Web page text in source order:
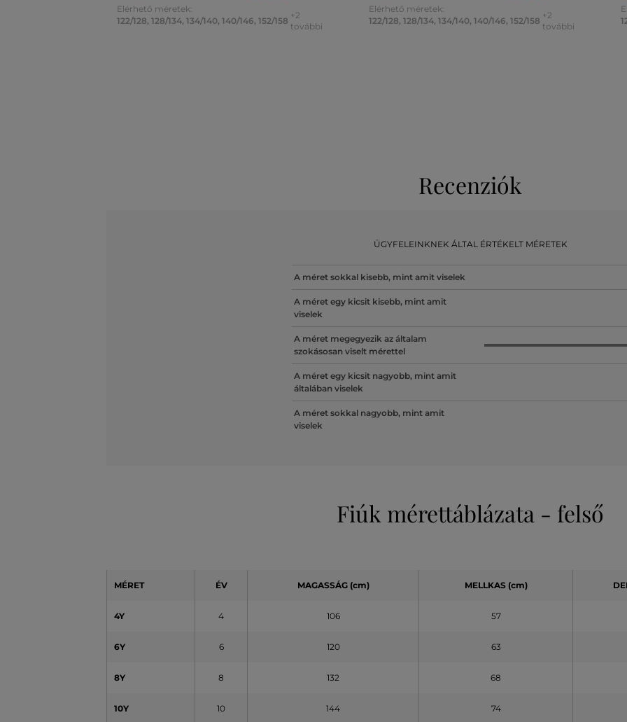
Elérhető méretek:
122/128, 128/134, 134/140, 140/146, 152/158
+2
további
Elérhető méretek:
122/128, 128/134, 134/140, 140/146, 152/158
+2
további
Recenziók
ÜGYFELEINKNEK ÁLTAL ÉRTÉKELT MÉRETEK
A méret sokkal kisebb, mint amit viselek
A méret egy kicsit kisebb, mint amit
viselek
A méret megegyezik az általam
szokásosan viselt mérettel
A méret egy kicsit nagyobb, mint amit
általában viselek
A méret sokkal nagyobb, mint amit
viselek
Fiúk mérettáblázata - felső
MÉRET ÉV MAGASSÁG (cm) MELLKAS (cm)
4Y 4 106 57
6Y 6 120 63
8Y 8 132 68
10Y 10 144 74